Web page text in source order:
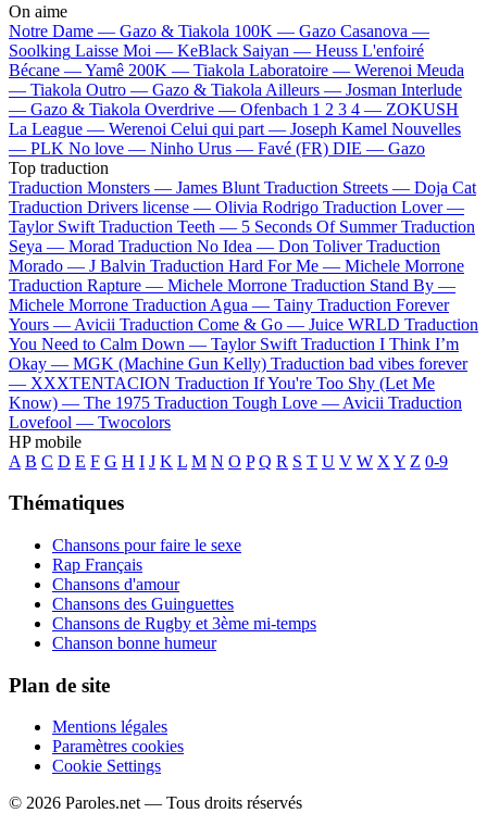
On aime
Notre Dame — Gazo & Tiakola 100K — Gazo Casanova —
Soolking Laisse Moi — KeBlack Saiyan — Heuss L'enfoiré
Bécane —Yamê 200K — Tiakola Laboratoire — Werenoi Meuda
— Tiakola Outro — Gazo & Tiakola Ailleurs — Josman Interlude
— Gazo & Tiakola Overdrive — Ofenbach 1 2 3 4 — ZOKUSH
La League — Werenoi Celui qui part — Joseph Kamel Nouvelles
— PLK No love — Ninho Urus — Favé (FR) DIE — Gazo
Top traduction
Traduction Monsters — James Blunt Traduction Streets — Doja Cat
Traduction Drivers license — Olivia Rodrigo Traduction Lover —
Taylor Swift Traduction Teeth — 5 Seconds Of Summer Traduction
Seya — Morad Traduction No Idea — Don Toliver Traduction
Morado — J Balvin Traduction Hard For Me — Michele Morrone
Traduction Rapture — Michele Morrone Traduction Stand By —
Michele Morrone Traduction Agua — Tainy Traduction Forever
Yours — Avicii Traduction Come & Go — Juice WRLD Traduction
You Need to Calm Down — Taylor Swift Traduction I Think I’m
Okay — MGK (Machine Gun Kelly) Traduction bad vibes forever
— XXXTENTACION Traduction If You're Too Shy (Let Me
Know) — The 1975 Traduction Tough Love — Avicii Traduction
Lovefool — Twocolors
HP mobile
A B C D E F G H I J K L M N O P Q R S T U V W X Y Z 0-9
Thématiques
Chansons pour faire le sexe
Rap Français
Chansons d'amour
Chansons des Guinguettes
Chansons de Rugby et 3ème mi-temps
Chanson bonne humeur
Plan de site
Mentions légales
Paramètres cookies
Cookie Settings
© 2026 Paroles.net — Tous droits réservés